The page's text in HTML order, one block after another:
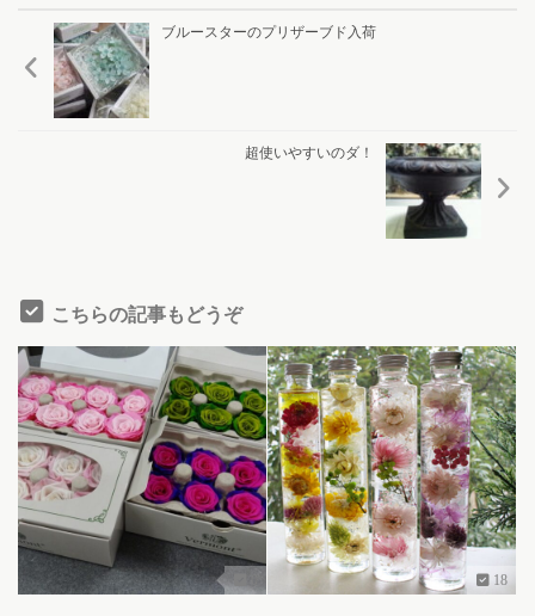
ブルースターのプリザーブド入荷
超使いやすいのダ！
こちらの記事もどうぞ
18